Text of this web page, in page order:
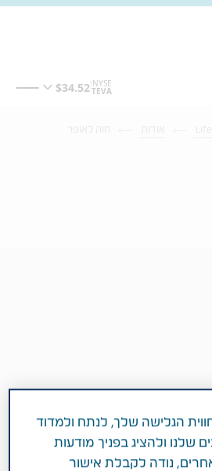
הגלישה שלך, לנתח ולמדוד
שלנו ולהציג בפניך מודעות
נודה לקבלת אישור